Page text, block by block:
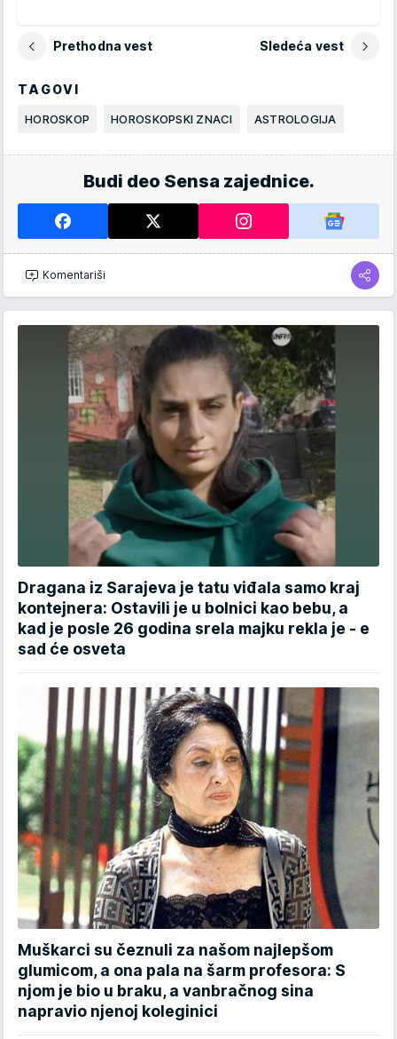
Prethodna vest Sledeća vest
TAGOVI
HOROSKOP HOROSKOPSKI ZNACI ASTROLOGIJA
Budi deo Sensa zajednice.
Komentariši
Dragana iz Sarajeva je tatu viđala samo kraj
kontejnera: Ostavili je u bolnici kao bebu, a
kad je posle 26 godina srela majku rekla je - e
sad će osveta
Muškarci su čeznuli za našom najlepšom
glumicom, a ona pala na šarm profesora: S
njom je bio u braku, a vanbračnog sina
napravio njenoj koleginici